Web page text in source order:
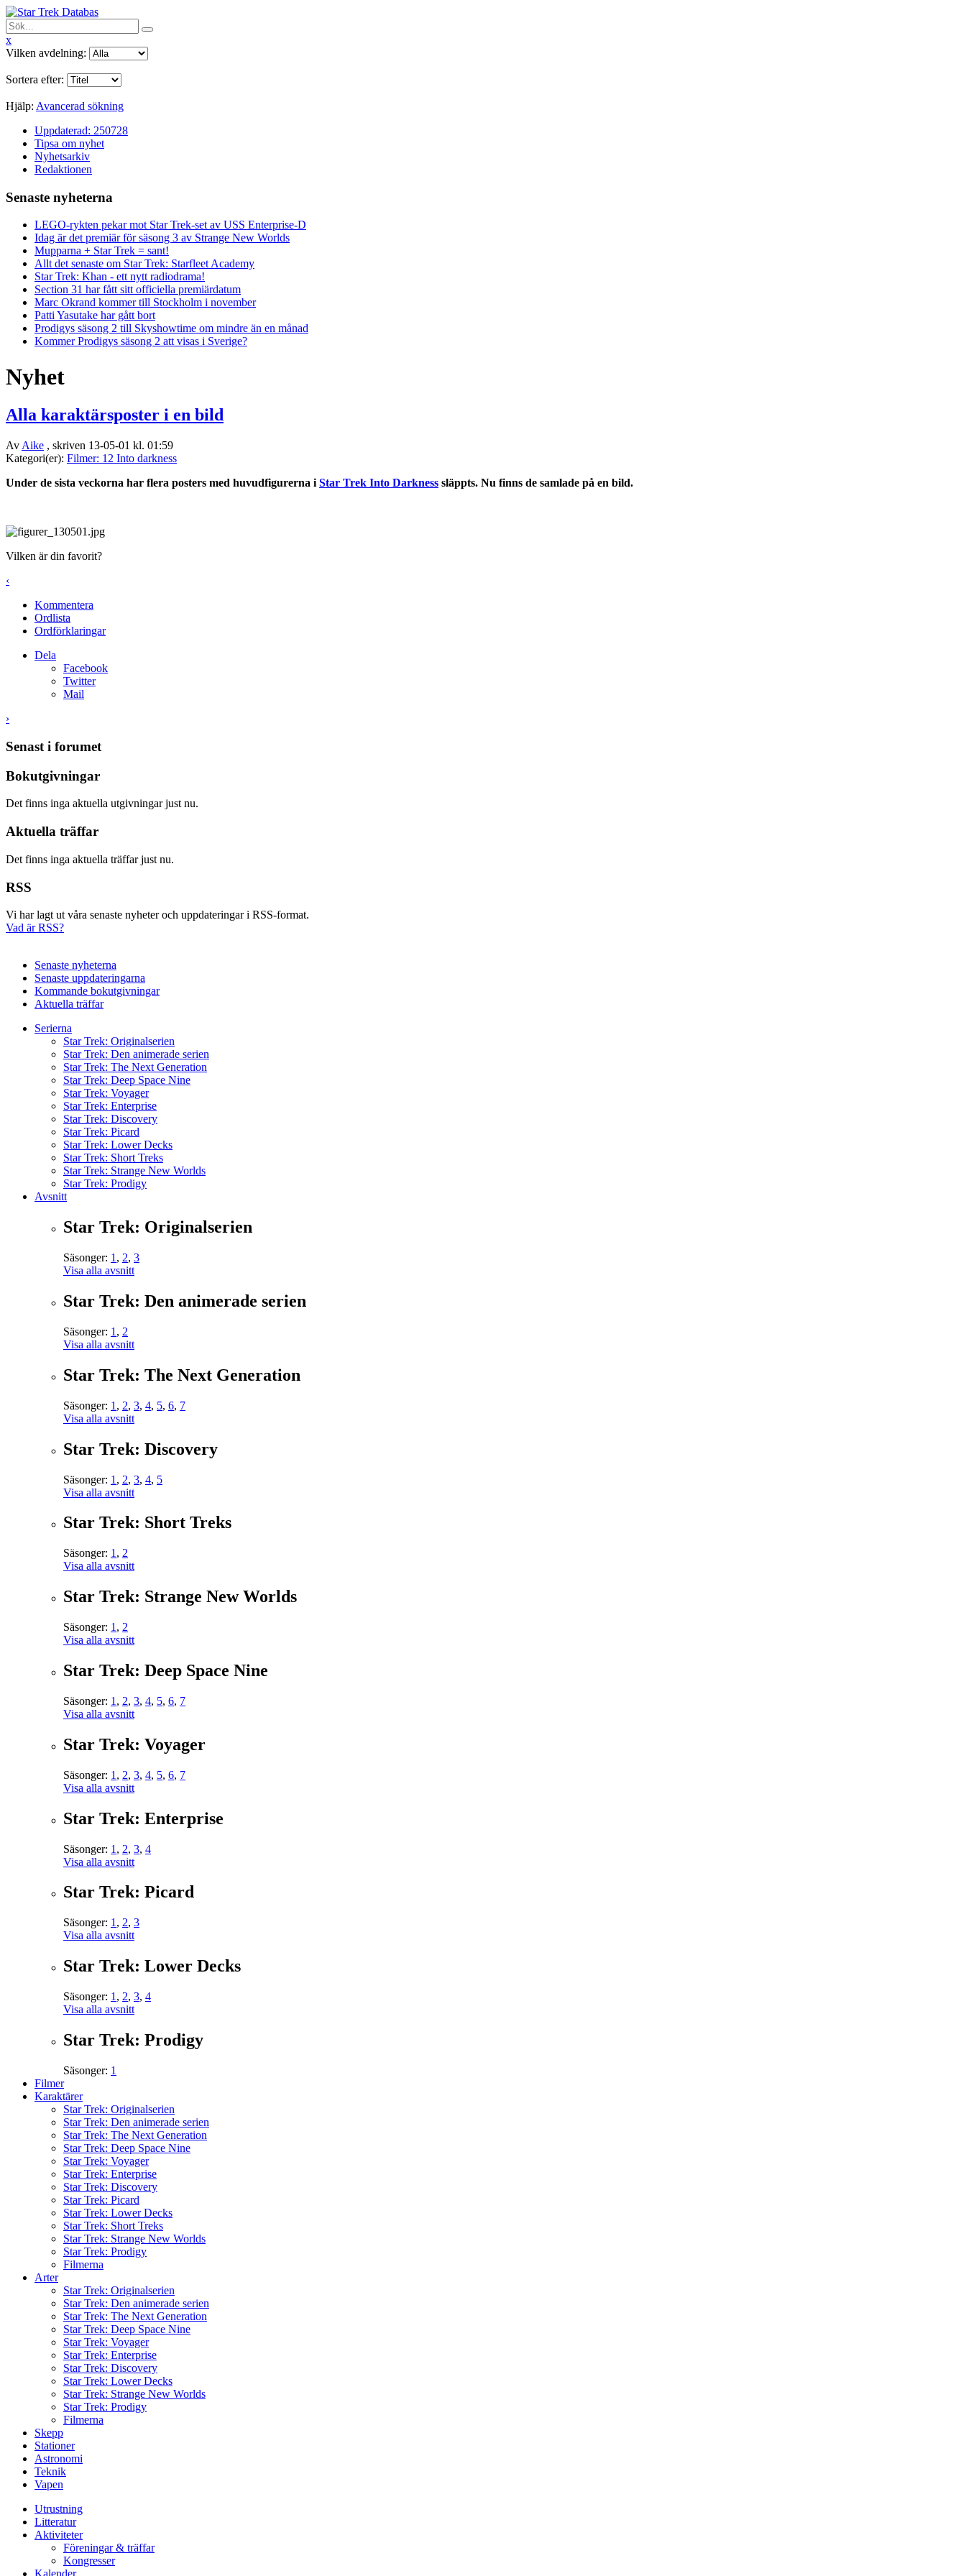
x
Vilken avdelning:
Sortera efter:
Hjälp: Avancerad sökning
Uppdaterad: 250728
Tipsa om nyhet
Nyhetsarkiv
Redaktionen
Senaste nyheterna
LEGO-rykten pekar mot Star Trek-set av USS Enterprise-D
Idag är det premiär för säsong 3 av Strange New Worlds
Mupparna + Star Trek = sant!
Allt det senaste om Star Trek: Starfleet Academy
Star Trek: Khan - ett nytt radiodrama!
Section 31 har fått sitt officiella premiärdatum
Marc Okrand kommer till Stockholm i november
Patti Yasutake har gått bort
Prodigys säsong 2 till Skyshowtime om mindre än en månad
Kommer Prodigys säsong 2 att visas i Sverige?
Nyhet
Alla karaktärsposter i en bild
Av Aike , skriven 13-05-01 kl. 01:59
Kategori(er): Filmer: 12 Into darkness
Under de sista veckorna har flera posters med huvudfigurerna i Star Trek Into Darkness släppts. Nu finns de samlade på en bild.
Vilken är din favorit?
‹
Kommentera
Ordlista
Ordförklaringar
Dela
Facebook
Twitter
Mail
›
Senast i forumet
Bokutgivningar
Det finns inga aktuella utgivningar just nu.
Aktuella träffar
Det finns inga aktuella träffar just nu.
RSS
Vi har lagt ut våra senaste nyheter och uppdateringar i RSS-format.
Vad är RSS?
Senaste nyheterna
Senaste uppdateringarna
Kommande bokutgivningar
Aktuella träffar
Serierna
Star Trek: Originalserien
Star Trek: Den animerade serien
Star Trek: The Next Generation
Star Trek: Deep Space Nine
Star Trek: Voyager
Star Trek: Enterprise
Star Trek: Discovery
Star Trek: Picard
Star Trek: Lower Decks
Star Trek: Short Treks
Star Trek: Strange New Worlds
Star Trek: Prodigy
Avsnitt
Star Trek: Originalserien
Säsonger: 1 , 2, 3
Visa alla avsnitt
Star Trek: Den animerade serien
Säsonger: 1 , 2
Visa alla avsnitt
Star Trek: The Next Generation
Säsonger: 1 , 2, 3, 4, 5, 6, 7
Visa alla avsnitt
Star Trek: Discovery
Säsonger: 1 , 2, 3, 4, 5
Visa alla avsnitt
Star Trek: Short Treks
Säsonger: 1 , 2
Visa alla avsnitt
Star Trek: Strange New Worlds
Säsonger: 1 , 2
Visa alla avsnitt
Star Trek: Deep Space Nine
Säsonger: 1 , 2, 3, 4, 5, 6, 7
Visa alla avsnitt
Star Trek: Voyager
Säsonger: 1 , 2, 3, 4, 5, 6, 7
Visa alla avsnitt
Star Trek: Enterprise
Säsonger: 1 , 2, 3, 4
Visa alla avsnitt
Star Trek: Picard
Säsonger: 1 , 2, 3
Visa alla avsnitt
Star Trek: Lower Decks
Säsonger: 1 , 2, 3, 4
Visa alla avsnitt
Star Trek: Prodigy
Säsonger: 1
Filmer
Karaktärer
Star Trek: Originalserien
Star Trek: Den animerade serien
Star Trek: The Next Generation
Star Trek: Deep Space Nine
Star Trek: Voyager
Star Trek: Enterprise
Star Trek: Discovery
Star Trek: Picard
Star Trek: Lower Decks
Star Trek: Short Treks
Star Trek: Strange New Worlds
Star Trek: Prodigy
Filmerna
Arter
Star Trek: Originalserien
Star Trek: Den animerade serien
Star Trek: The Next Generation
Star Trek: Deep Space Nine
Star Trek: Voyager
Star Trek: Enterprise
Star Trek: Discovery
Star Trek: Lower Decks
Star Trek: Strange New Worlds
Star Trek: Prodigy
Filmerna
Skepp
Stationer
Astronomi
Teknik
Vapen
Utrustning
Litteratur
Aktiviteter
Föreningar & träffar
Kongresser
Kalender